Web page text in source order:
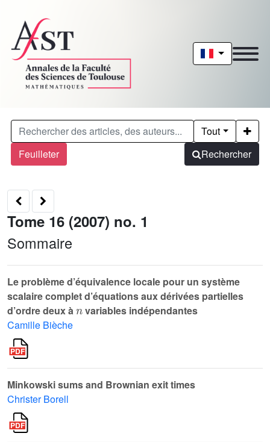
Feuilleter
Tout
Rechercher
Tome 16 (2007) no. 1
Sommaire
Le problème d’équivalence locale pour un système
scalaire complet d’équations aux dérivées partielles
d’ordre deux à
n
variables indépendantes
Camille Bièche
Minkowski sums and Brownian exit times
Christer Borell